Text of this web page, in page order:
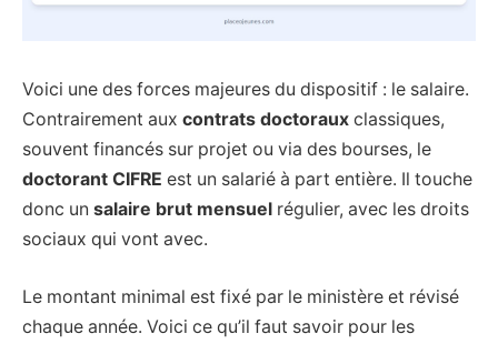
Voici une des forces majeures du dispositif : le salaire.
Contrairement aux contrats doctoraux classiques,
souvent financés sur projet ou via des bourses, le
doctorant CIFRE est un salarié à part entière. Il touche
donc un salaire brut mensuel régulier, avec les droits
sociaux qui vont avec.
Le montant minimal est fixé par le ministère et révisé
chaque année. Voici ce qu’il faut savoir pour les